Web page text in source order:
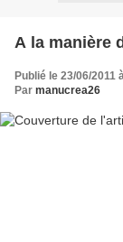
A la manière
Publié le 23/06/2011
Par manucrea26